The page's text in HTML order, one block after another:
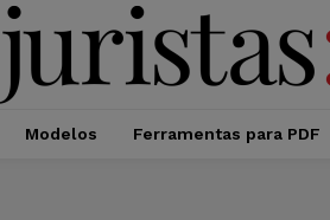
Modelos Ferramentas para PDF